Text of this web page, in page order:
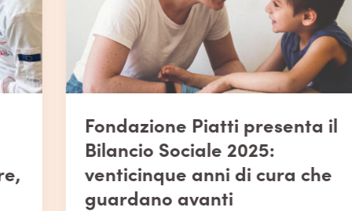
Fondazione Piatti presenta il
Bilancio Sociale 2025:
venticinque anni di cura che
guardano avanti